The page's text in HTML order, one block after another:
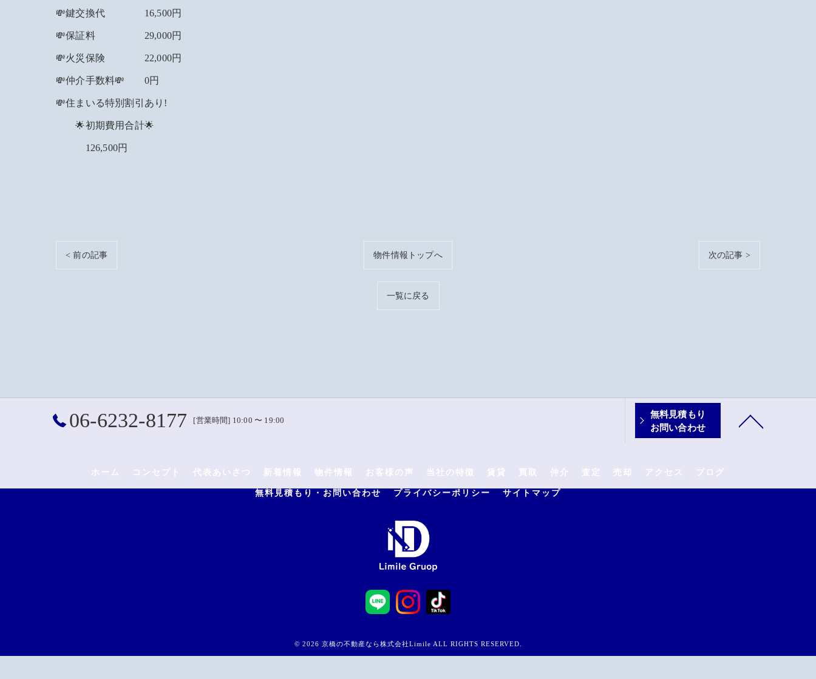
💸鍵交換代 16,500円
💸保証料 29,000円
💸火災保険 22,000円
💸仲介手数料💸 0円
💸住まいる特別割引あり!
🌟初期費用合計🌟
126,500円
< 前の記事 物件情報トップへ 次の記事 >
一覧に戻る
06-6232-8177 [営業時間] 10:00 〜 19:00
無料見積もり
お問い合わせ
ホーム コンセプト 代表あいさつ 新着情報 物件情報 お客様の声 当社の特徴 賃貸 買取 仲介 査定 売却 アクセス
ブログ
無料見積もり・お問い合わせ
プライバシーポリシー サイトマップ
© 2026 京橋の不動産なら株式会社Limile ALL RIGHTS RESERVED.